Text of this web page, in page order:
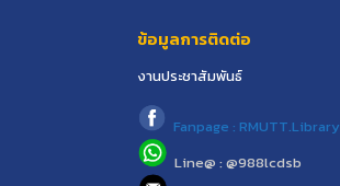
ข้อมูลการติดต่อ
งานประชาสัมพันธ์
Fanpage : RMUTT.Library
Line@ : @988lcdsb